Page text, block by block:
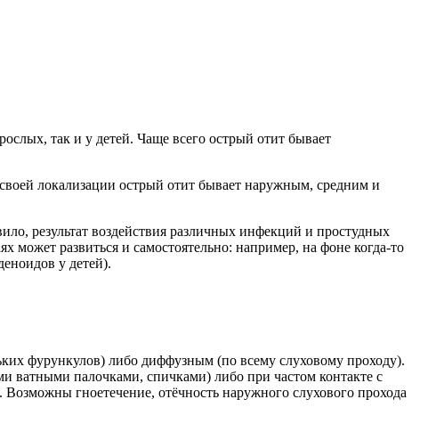
так и у детей. Чаще всего острый отит бывает
локализации острый отит бывает наружным, средним и
результат воздействия различных инфекций и простудных
может развиться и самостоятельно: например, на фоне когда-то
у детей).
фурункулов) либо диффузным (по всему слуховому проходу).
ватными палочками, спичками) либо при частом контакте с
гноетечение, отёчность наружного слухового прохода